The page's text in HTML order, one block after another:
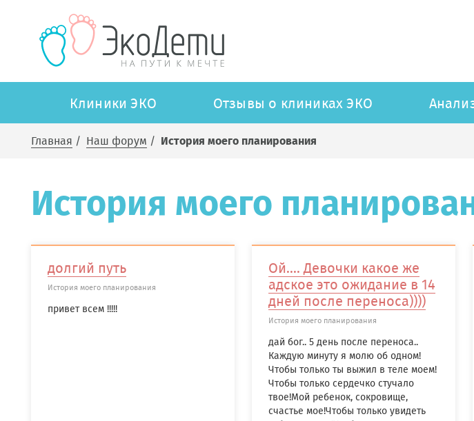
Клиники ЭКО Отзывы о клиниках ЭКО
Главная / Наш форум / История моего планирования
История моего
долгий путь
История моего планирования
привет всем !!!!!
Ой.... Девочки какое же
адское это ожидание в 14
дней после переноса))))
История моего планирования
дай бог.. 5 день после переноса..
Каждую минуту я молю об одном!
Чтобы только ты выжил в теле моем!
Чтобы только сердечко стучало
твое!Мой ребенок, сокровище,
счастье мое!Чтобы только увидеть